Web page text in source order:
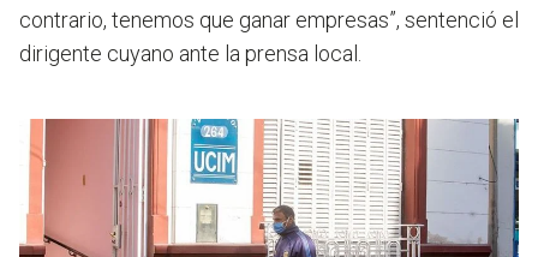
contrario, tenemos que ganar empresas”, sentenció el
dirigente cuyano ante la prensa local.